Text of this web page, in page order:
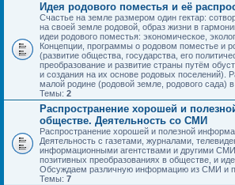
Идея родового поместья и её
Счастье на земле размером один гектар:
на своей земле родовой, образ жизни в
идеи родового поместья: экономическое,
Концепции, программы о родовом поместье и
(развитие общества, государства, его
преобразование и развитие страны путём
и создания на их основе родовых поселений).
малой родине (родовой земле, родового сада)
Темы: 2
Распространение хорошей и
обществе. Деятельность со СМИ
Распространение хорошей и полезной
Деятельность с газетами, журналами,
информационными агентствами и другими
позитивных преобразованиях в обществе, и
Обсуждаем различную информацию из СМИ и
Темы: 7